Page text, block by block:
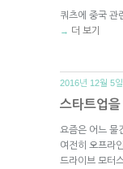
쿼츠에 중국 관
→ 더 보기
2016년 12월 5일.
스타트업
요즘은 어느 물
여전히 오프라
드라이브 모터